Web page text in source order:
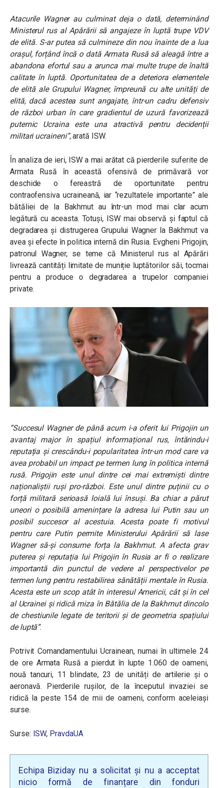
Atacurile Wagner au culminat deja o dată, determinând
Ministerul rus al Apărării să angajeze în luptă trupe VDV
de elită. S-ar putea să culmineze din nou înainte de a lua
orașul, forțând încă o dată Armata Rusă să aleagă între a
abandona efortul sau a arunca mai multe trupe de înaltă
calitate în luptă. Oportunitatea de a deteriora elementele
de elită ale Grupului Wagner, împreună cu alte unități de
elită, dacă acestea sunt angajate, într-un cadru defensiv
de război urban în care gradientul de uzură favorizează
puternic Ucraina este una atractivă pentru decidenții
militari ucraineni”, arată ISW.
În analiza de ieri, ISW a mai arătat că pierderile suferite de
Armata Rusă în această ofensivă de primăvară vor
deschide o fereastră de oportunitate pentru
contraofensiva ucraineană, iar “rezultatele importante” ale
bătăliei de la Bakhmut au într-un mod mai clar acum
legătură cu aceasta. Totuși, ISW mai observă și faptul că
degradarea și distrugerea Grupului Wagner la Bakhmut va
avea și efecte în politica internă din Rusia. Evgheni Prigojin,
patronul Wagner, se teme că Ministerul rus al Apărări
livrează cantități limitate de muniție luptătorilor săi, tocmai
pentru a produce o degradarea a trupelor companiei
private.
“Succesul Wagner de până acum i-a oferit lui Prigojin un
avantaj major în spațiul informațional rus, întărindu-i
reputația și crescându-i popularitatea într-un mod care va
avea probabil un impact pe termen lung în politica internă
rusă. Prigojin este unul dintre cei mai extremiști dintre
naționaliștii ruși pro-război. Este unul dintre puținii cu o
forță militară serioasă loială lui însuși. Ba chiar a părut
uneori o posibilă amenințare la adresa lui Putin sau un
posibil succesor al acestuia. Acesta poate fi motivul
pentru care Putin permite Ministerului Apărării să lase
Wagner să-și consume forța la Bakhmut. A afecta grav
puterea și reputația lui Prigojin în Rusia ar fi o realizare
importantă din punctul de vedere al perspectivelor pe
termen lung pentru restabilirea sănătății mentale în Rusia.
Acesta este un scop atât în interesul Americii, cât și în cel
al Ucrainei și ridică miza în Bătălia de la Bakhmut dincolo
de chestiunile legate de teritorii și de geometria spațiului
de luptă”.
Potrivit Comandamentului Ucrainean, numai în ultimele 24
de ore Armata Rusă a pierdut în lupte 1.060 de oameni,
nouă tancuri, 11 blindate, 23 de unități de artilerie și o
aeronavă. Pierderile rușilor, de la începutul invaziei se
ridică la peste 154 de mii de oameni, conform aceleiași
surse.
Surse: ISW, PravdaUA
Echipa Biziday nu a solicitat și nu a acceptat
nicio formă de finanțare din fonduri